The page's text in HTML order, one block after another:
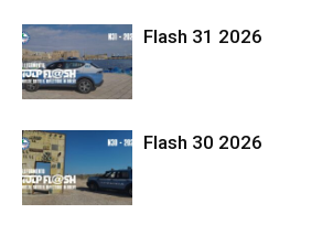
Flash 31 2026
Flash 30 2026